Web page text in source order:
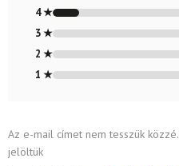
4 ★
3 ★
2 ★
1 ★
Az e-mail címet nem tesszük közzé.
jelöltük